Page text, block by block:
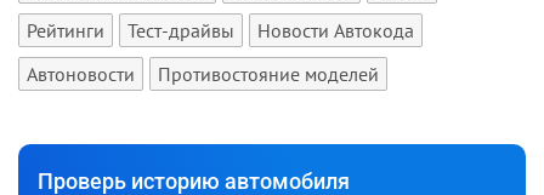
Рейтинги
Тест-драйвы
Новости Автокода
Автоновости
Противостояние моделей
Проверь историю автомобиля